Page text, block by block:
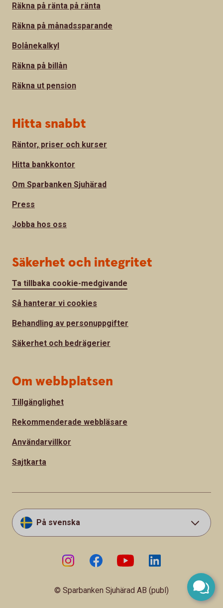
Räkna på ränta på ränta
Räkna på månadssparande
Bolånekalkyl
Räkna på billån
Räkna ut pension
Hitta snabbt
Räntor, priser och kurser
Hitta bankkontor
Om Sparbanken Sjuhärad
Press
Jobba hos oss
Säkerhet och integritet
Ta tillbaka cookie-medgivande
Så hanterar vi cookies
Behandling av personuppgifter
Säkerhet och bedrägerier
Om webbplatsen
Tillgänglighet
Rekommenderade webbläsare
Användarvillkor
Sajtkarta
På svenska
© Sparbanken Sjuhärad AB (publ)